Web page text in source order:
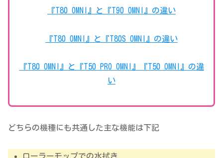
『T80 OMNI』と『T90 OMNI』の違い
『T80 OMNI』と『T80S OMNI』の違い
『T80 OMNI』と『T50 PRO OMNI』『T50 OMNI』の違
い
どちらの機種にも共通した主な機能は下記
ローラーモップでの水拭き